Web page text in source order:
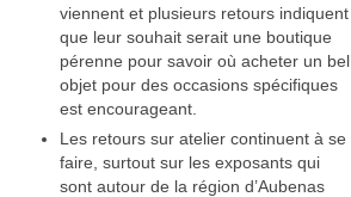
viennent et plusieurs retours indiquent
que leur souhait serait une boutique
pérenne pour savoir où acheter un bel
objet pour des occasions spécifiques
est encourageant.
Les retours sur atelier continuent à se
faire, surtout sur les exposants qui
sont autour de la région d’Aubenas